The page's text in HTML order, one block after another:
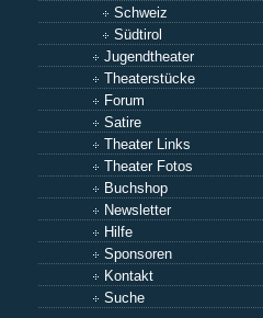
Schweiz
Südtirol
Jugendtheater
Theaterstücke
Forum
Satire
Theater Links
Theater Fotos
Buchshop
Newsletter
Hilfe
Sponsoren
Kontakt
Suche